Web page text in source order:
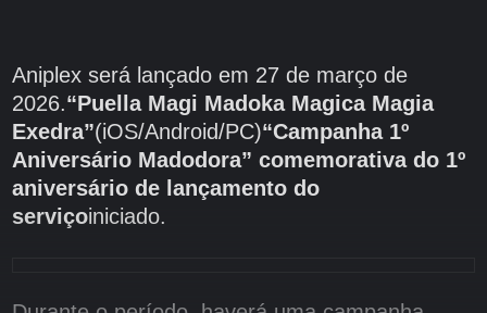
Aniplex será lançado em 27 de março de
2026.“Puella Magi Madoka Magica Magia
Exedra”(iOS/Android/PC)“Campanha 1º
Aniversário Madodora” comemorativa do 1º
aniversário de lançamento do
serviçoiniciado.